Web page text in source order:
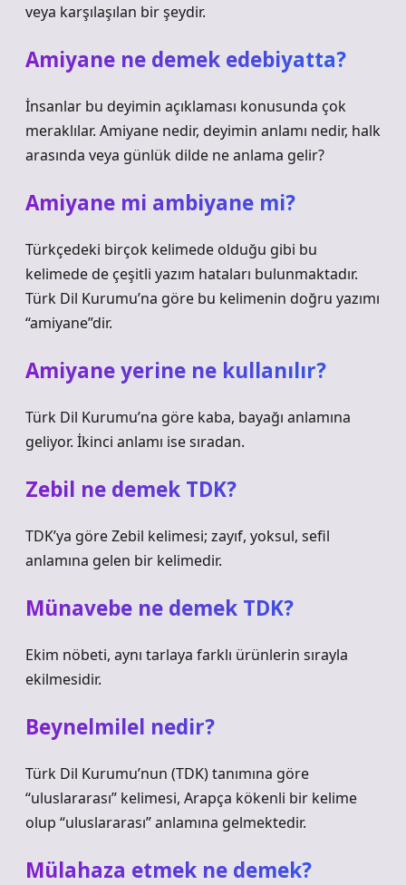
veya karşılaşılan bir şeydir.
Amiyane ne demek edebiyatta?
İnsanlar bu deyimin açıklaması konusunda çok
meraklılar. Amiyane nedir, deyimin anlamı nedir, halk
arasında veya günlük dilde ne anlama gelir?
Amiyane mi ambiyane mi?
Türkçedeki birçok kelimede olduğu gibi bu
kelimede de çeşitli yazım hataları bulunmaktadır.
Türk Dil Kurumu’na göre bu kelimenin doğru yazımı
“amiyane”dir.
Amiyane yerine ne kullanılır?
Türk Dil Kurumu’na göre kaba, bayağı anlamına
geliyor. İkinci anlamı ise sıradan.
Zebil ne demek TDK?
TDK’ya göre Zebil kelimesi; zayıf, yoksul, sefil
anlamına gelen bir kelimedir.
Münavebe ne demek TDK?
Ekim nöbeti, aynı tarlaya farklı ürünlerin sırayla
ekilmesidir.
Beynelmilel nedir?
Türk Dil Kurumu’nun (TDK) tanımına göre
“uluslararası” kelimesi, Arapça kökenli bir kelime
olup “uluslararası” anlamına gelmektedir.
Mülahaza etmek ne demek?